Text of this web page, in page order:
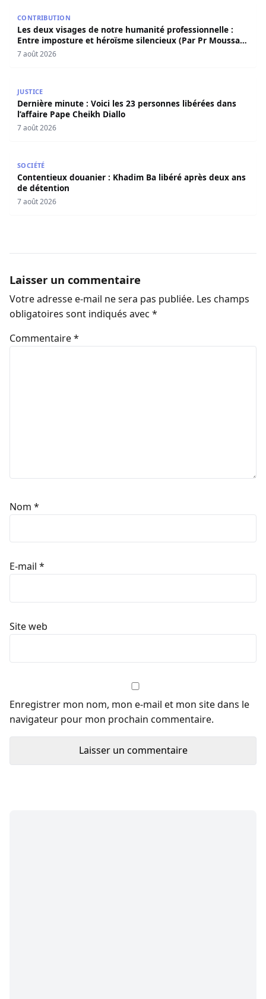
CONTRIBUTION
Les deux visages de notre humanité professionnelle :
Entre imposture et héroïsme silencieux (Par Pr Moussa
Seydi)
7 août 2026
JUSTICE
Dernière minute : Voici les 23 personnes libérées dans
l’affaire Pape Cheikh Diallo
7 août 2026
SOCIÉTÉ
Contentieux douanier : Khadim Ba libéré après deux ans
de détention
7 août 2026
Laisser un commentaire
Votre adresse e-mail ne sera pas publiée. Les champs
obligatoires sont indiqués avec *
Commentaire*
Nom *
E-mail *
Site web
Enregistrer mon nom, mon e-mail et mon site dans le
navigateur pour mon prochain commentaire.